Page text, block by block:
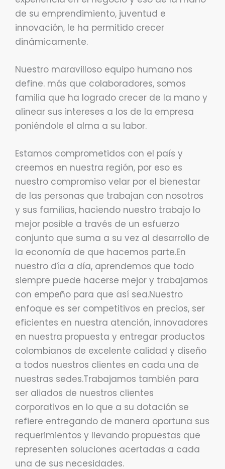
de su emprendimiento, juventud e
innovación, le ha permitido crecer
dinámicamente.
Nuestro maravilloso equipo humano nos
define. más que colaboradores, somos
familia que ha logrado crecer de la mano y
alinear sus intereses a los de la empresa
poniéndole el alma a su labor.
Estamos comprometidos con el país y
creemos en nuestra región, por eso es
nuestro compromiso velar por el bienestar
de las personas que trabajan con nosotros
y sus familias, haciendo nuestro trabajo lo
mejor posible a través de un esfuerzo
conjunto que suma a su vez al desarrollo de
la economía de que hacemos parte.En
nuestro día a día, aprendemos que todo
siempre puede hacerse mejor y trabajamos
con empeño para que así sea.Nuestro
enfoque es ser competitivos en precios, ser
eficientes en nuestra atención, innovadores
en nuestra propuesta y entregar productos
colombianos de excelente calidad y diseño
a todos nuestros clientes en cada una de
nuestras sedes.Trabajamos también para
ser aliados de nuestros clientes
corporativos en lo que a su dotación se
refiere entregando de manera oportuna sus
requerimientos y llevando propuestas que
representen soluciones acertadas a cada
una de sus necesidades.